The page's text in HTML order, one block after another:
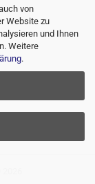
von
Website zu
und Ihnen
Weitere
.